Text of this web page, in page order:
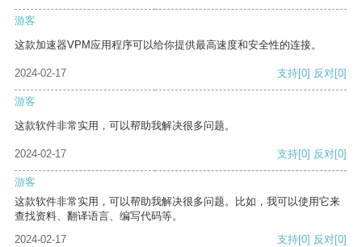
游客
这款加速器VPM应用程序可以给你提供最高速度和安全性的连接。
2024-02-17 支持[0] 反对[0]
游客
这款软件非常实用，可以帮助我解决很多问题。
2024-02-17 支持[0] 反对[0]
游客
这款软件非常实用，可以帮助我解决很多问题。比如，我可以使用它来
查找资料、翻译语言、编写代码等。
2024-02-17
支持[0] 反对[0]